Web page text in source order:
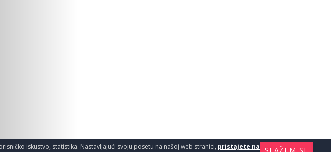
SLAŽEM SE
iskustvo, statistika. Nastavljajući svoju posetu na našoj web stranici, pristajete na